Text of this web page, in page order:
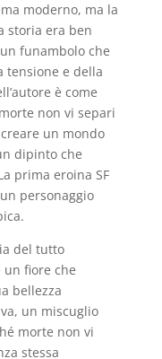
moderno, ma la
storia era ben
funambolo che
tensione e della
è come
non vi separi
un mondo
dipinto che
prima eroina SF
personaggio
del tutto
un fiore che
bellezza
un miscuglio
morte non vi
stessa